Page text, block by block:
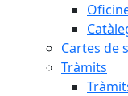
Cartes de
Tràmits